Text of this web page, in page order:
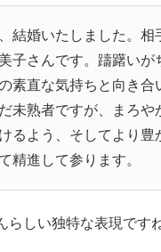
結婚いたしました。相
子さんです。躊躇いが
素直な気持ちと向き合
未熟者ですが、まろや
るよう、そしてより豊
精進して参ります。
らしい独特な表現です